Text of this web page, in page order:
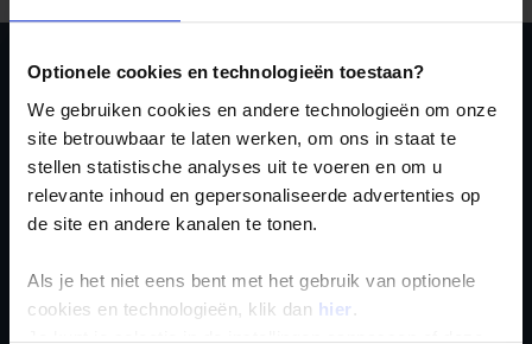
Optionele cookies en technologieën toestaan?
We gebruiken cookies en andere technologieën om onze
site betrouwbaar te laten werken, om ons in staat te
stellen statistische analyses uit te voeren en om u
relevante inhoud en gepersonaliseerde advertenties op
de site en andere kanalen te tonen.
Als je het niet eens bent met het gebruik van optionele
cookies en technologieën, klik dan hier .
Je kunt je selectie in de instellingen aanpassen of deze
Ja, ik meld me aan
voor de wekelijkse
nieuwsbrief